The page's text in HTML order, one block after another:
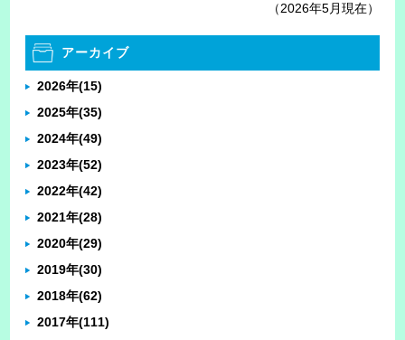
（2026年5月現在）
アーカイブ
2026年(15)
2025年(35)
2024年(49)
2023年(52)
2022年(42)
2021年(28)
2020年(29)
2019年(30)
2018年(62)
2017年(111)